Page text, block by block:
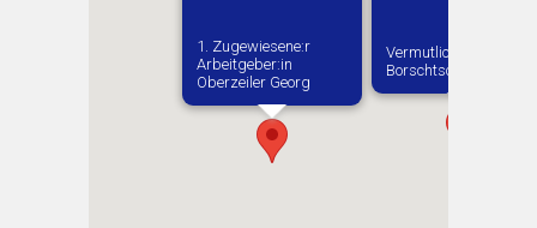
Vermutlich geboren in
Borschtschiw
1. Zugewiesene:r
Arbeitgeber:in​
Oberzeiler Georg